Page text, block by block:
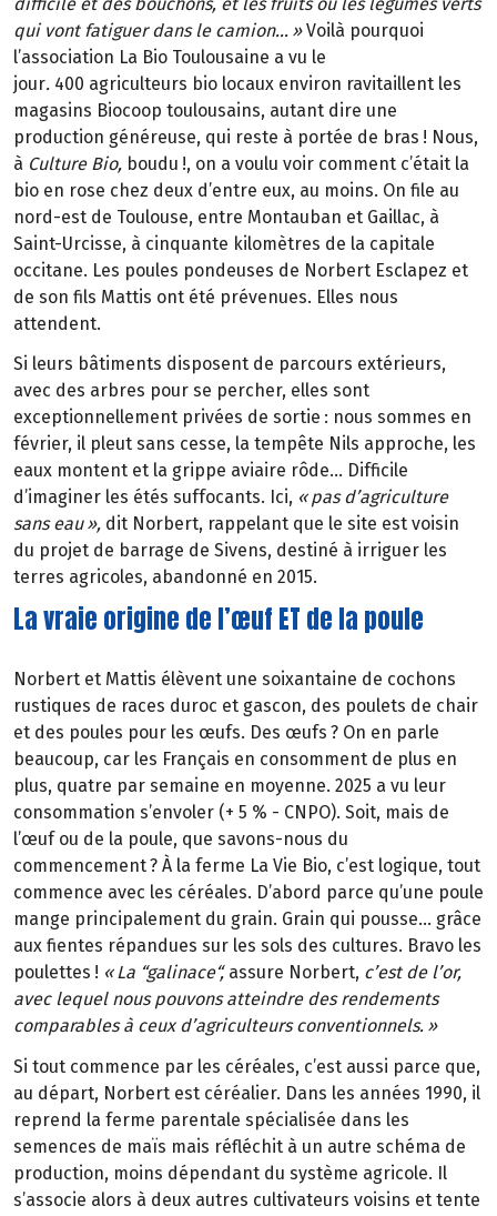
qui vont fatiguer dans le camion… » Voilà pourquoi
l’association La Bio Toulousaine a vu le
jour. 400 agriculteurs bio locaux environ ravitaillent les
magasins Biocoop toulousains, autant dire une
production généreuse, qui reste à portée de bras ! Nous,
à Culture Bio, boudu !, on a voulu voir comment c’était la
bio en rose chez deux d’entre eux, au moins. On file au
nord-est de Toulouse, entre Montauban et Gaillac, à
Saint-Urcisse, à cinquante kilomètres de la capitale
occitane. Les poules pondeuses de Norbert Esclapez et
de son fils Mattis ont été prévenues. Elles nous
attendent.
Si leurs bâtiments disposent de parcours extérieurs,
avec des arbres pour se percher, elles sont
exceptionnellement privées de sortie : nous sommes en
février, il pleut sans cesse, la tempête Nils approche, les
eaux montent et la grippe aviaire rôde… Difficile
d’imaginer les étés suffocants. Ici, « pas d’agriculture
sans eau », dit Norbert, rappelant que le site est voisin
du projet de barrage de Sivens, destiné à irriguer les
terres agricoles, abandonné en 2015.
La vraie origine de l’œuf ET de la poule
Norbert et Mattis élèvent une soixantaine de cochons
rustiques de races duroc et gascon, des poulets de chair
et des poules pour les œufs. Des œufs ? On en parle
beaucoup, car les Français en consomment de plus en
plus, quatre par semaine en moyenne. 2025 a vu leur
consommation s’envoler (+ 5 % - CNPO). Soit, mais de
l’œuf ou de la poule, que savons-nous du
commencement? À la ferme La Vie Bio, c’est logique, tout
commence avec les céréales. D’abord parce qu’une poule
mange principalement du grain. Grain qui pousse… grâce
aux fientes répandues sur les sols des cultures. Bravo les
poulettes ! « La “galinace“,assure Norbert, c’est de l’or,
avec lequel nous pouvons atteindre des rendements
comparables à ceux d’agriculteurs conventionnels. »
Si tout commence par les céréales, c’est aussi parce que,
au départ, Norbert est céréalier. Dans les années 1990, il
reprend la ferme parentale spécialisée dans les
semences de maïs mais réfléchit à un autre schéma de
production, moins dépendant du système agricole. Il
s’associe alors à deux autres cultivateurs voisins et tente